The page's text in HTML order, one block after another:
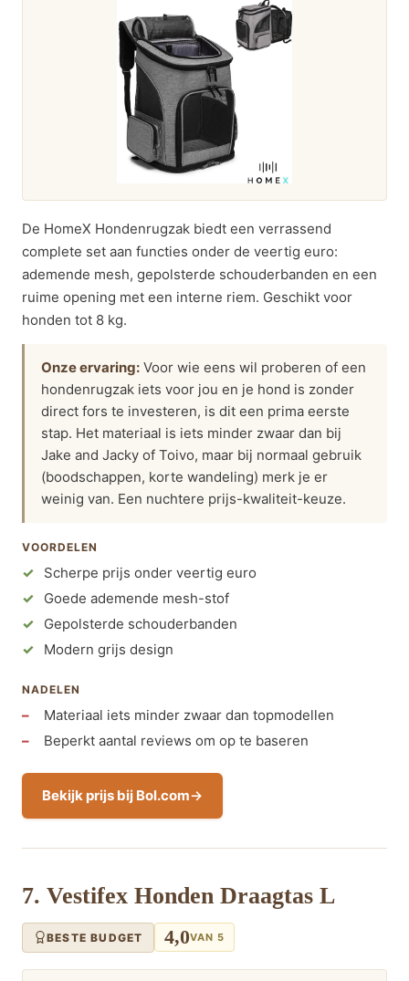
De HomeX Hondenrugzak biedt een verrassend
complete set aan functies onder de veertig euro:
ademende mesh, gepolsterde schouderbanden en een
ruime opening met een interne riem. Geschikt voor
honden tot 8 kg.
Onze ervaring: Voor wie eens wil proberen of een
hondenrugzak iets voor jou en je hond is zonder
direct fors te investeren, is dit een prima eerste
stap. Het materiaal is iets minder zwaar dan bij
Jake and Jacky of Toivo, maar bij normaal gebruik
(boodschappen, korte wandeling) merk je er
weinig van. Een nuchtere prijs-kwaliteit-keuze.
VOORDELEN
Scherpe prijs onder veertig euro
Goede ademende mesh-stof
Gepolsterde schouderbanden
Modern grijs design
NADELEN
Materiaal iets minder zwaar dan topmodellen
Beperkt aantal reviews om op te baseren
Bekijk prijs bij Bol.com
7. Vestifex Honden Draagtas L
BESTE BUDGET 4,0VAN 5